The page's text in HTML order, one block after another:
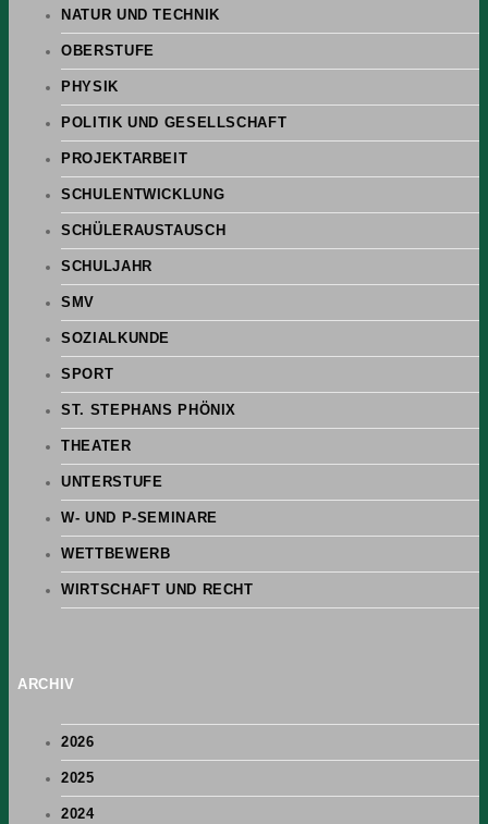
NATUR UND TECHNIK
OBERSTUFE
PHYSIK
POLITIK UND GESELLSCHAFT
PROJEKTARBEIT
SCHULENTWICKLUNG
SCHÜLERAUSTAUSCH
SCHULJAHR
SMV
SOZIALKUNDE
SPORT
ST. STEPHANS PHÖNIX
THEATER
UNTERSTUFE
W- UND P-SEMINARE
WETTBEWERB
WIRTSCHAFT UND RECHT
ARCHIV
2026
2025
2024